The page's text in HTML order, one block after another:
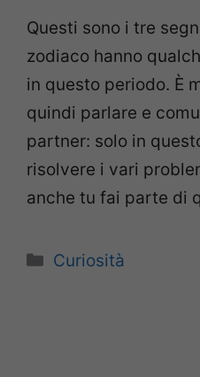
Questi sono i tre
zodiaco hanno
in questo periodo. È
quindi parlare e
partner: solo in
risolvere i vari
anche tu fai parte di
Categorie
Curiosità